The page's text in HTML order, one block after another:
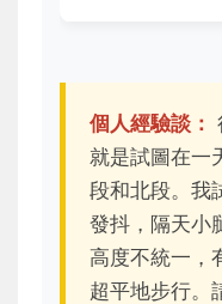
個人經驗談：
就是試圖在一
段和北段。我
發抖，隔天小
高度不統一，
超平地步行。